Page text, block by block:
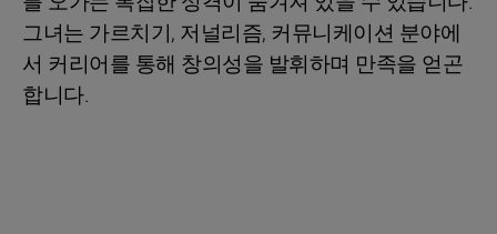
그녀는 가르치기, 저널리즘, 커뮤니케이션 분야에
서 커리어를 통해 창의성을 발휘하며 만족을 얻곤
합니다.